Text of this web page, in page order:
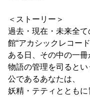
＜ストーリー＞
過去・現在・未来全
館“アカシックレコード
ある日、その中の一冊
物語の管理を司ると
公であるあなたは、
妖精・テティととも